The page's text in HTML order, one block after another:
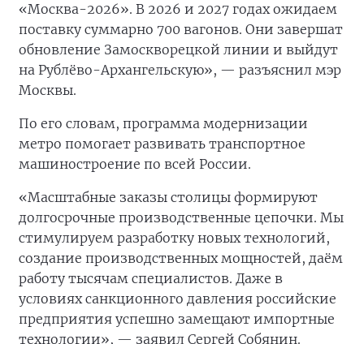
«Москва-2026». В 2026 и 2027 годах ожидаем
поставку суммарно 700 вагонов. Они завершат
обновление Замоскворецкой линии и выйдут
на Рублёво-Архангельскую», — разъяснил мэр
Москвы.
По его словам, программа модернизации
метро помогает развивать транспортное
машиностроение по всей России.
«Масштабные заказы столицы формируют
долгосрочные производственные цепочки. Мы
стимулируем разработку новых технологий,
создание производственных мощностей, даём
работу тысячам специалистов. Даже в
условиях санкционного давления российские
предприятия успешно замещают импортные
технологии», — заявил Сергей Собянин.